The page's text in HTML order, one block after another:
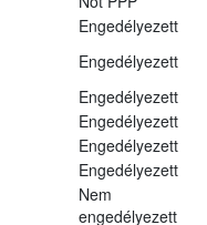
Engedélyezett
Engedélyezett
Engedélyezett
Engedélyezett
Engedélyezett
Engedélyezett
Nem
engedélyezett